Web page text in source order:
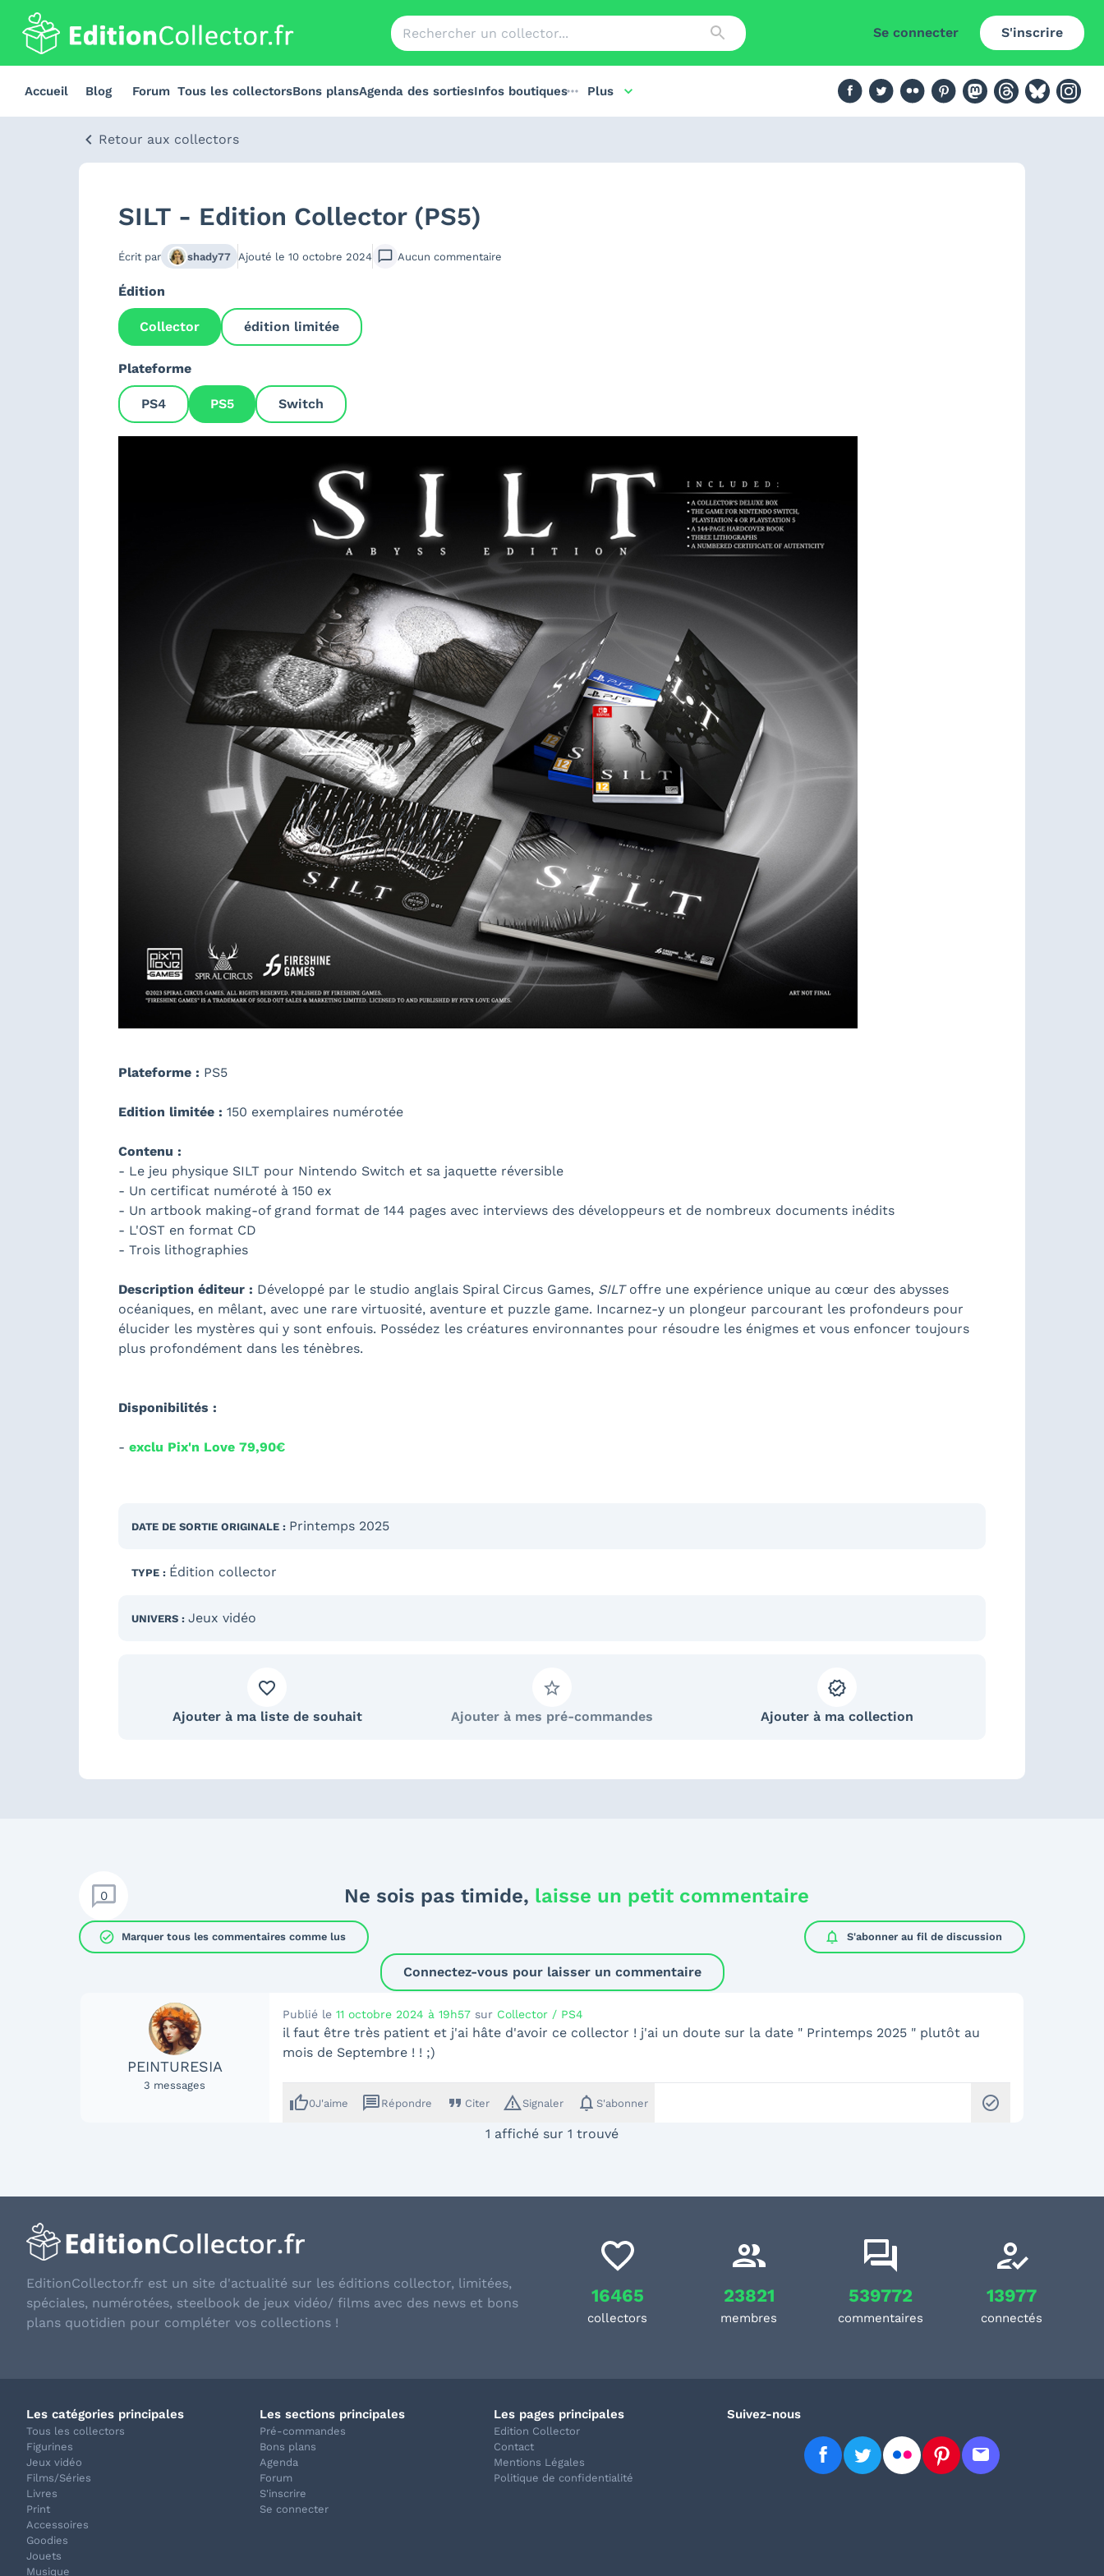
Se connecter S'inscrire
Accueil Blog Forum Tous les collectorsBons plansAgenda des sortiesInfos boutiques Plus
Retour aux collectors
SILT - Edition Collector (PS5)
Écrit par shady77 Ajouté le 10 octobre 2024 Aucun commentaire
Édition
Collector édition limitée
Plateforme
PS4 PS5 Switch
Plateforme : PS5
Edition limitée : 150 exemplaires numérotée
Contenu :
- Le jeu physique SILT pour Nintendo Switch et sa jaquette réversible
- Un certificat numéroté à 150 ex
- Un artbook making-of grand format de 144 pages avec interviews des développeurs et de nombreux documents inédits
- L'OST en format CD
- Trois lithographies
Description éditeur : Développé par le studio anglais Spiral Circus Games, SILToffre une expérience unique au cœur des abysses
océaniques, en mêlant, avec une rare virtuosité, aventure et puzzle game. Incarnez-y un plongeur parcourant les profondeurs pour
élucider les mystères qui y sont enfouis. Possédez les créatures environnantes pour résoudre les énigmes et vous enfoncer toujours
plus profondément dans les ténèbres.
Disponibilités :
- exclu Pix'n Love 79,90€
DATE DE SORTIE ORIGINALE : Printemps 2025
TYPE : Édition collector
UNIVERS : Jeux vidéo
Ajouter à ma liste de souhait Ajouter à mes pré-commandes Ajouter à ma collection
0 Ne sois pas timide, laisse un petit commentaire
check_circle Marquer tous les commentaires comme lus notifications S'abonner au fil de discussion
Connectez-vous pour laisser un commentaire
PEINTURESIA
3 messages
Publié le 11 octobre 2024 à 19h57sur Collector / PS4
il faut être très patient et j'ai hâte d'avoir ce collector ! j'ai un doute sur la date " Printemps 2025 " plutôt au
mois de Septembre ! ! ;)
thumb_up0J'aime message Répondre format_quote Citer warning_amberSignaler notifications S'abonner check_circle
1 affiché sur 1 trouvé
EditionCollector.fr est un site d'actualité sur les éditions collector, limitées,
spéciales, numérotées, steelbook de jeux vidéo/ films avec des news et bons
plans quotidien pour compléter vos collections !
16465
collectors
23821
membres
539772
commentaires
13977
connectés
Les catégories principales
Tous les collectors
Figurines
Jeux vidéo
Films/Séries
Livres
Print
Accessoires
Goodies
Jouets
Musique
Les sections principales
Pré-commandes
Bons plans
Agenda
Forum
S'inscrire
Se connecter
Les pages principales
Edition Collector
Contact
Mentions Légales
Politique de confidentialité
Suivez-nous